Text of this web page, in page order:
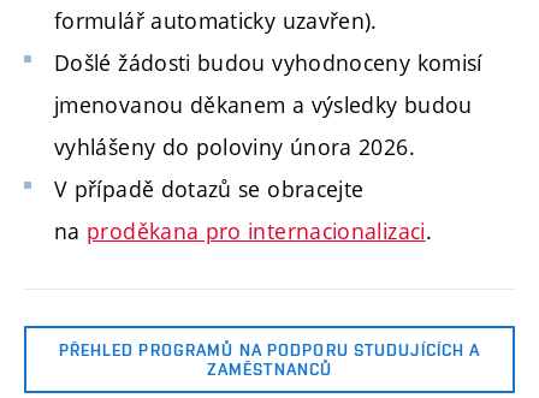
formulář automaticky uzavřen).
Došlé žádosti budou vyhodnoceny komisí
jmenovanou děkanem a výsledky budou
vyhlášeny do poloviny února 2026.
V případě dotazů se obracejte
na proděkana pro internacionalizaci.
PŘEHLED PROGRAMŮ NA PODPORU STUDUJÍCÍCH A
ZAMĚSTNANCŮ